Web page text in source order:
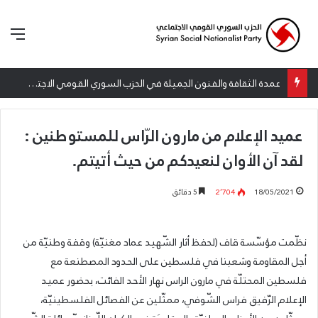
عمدة الثقافة والفنون الجميلة في الحزب السوري القومي الاجتماعي تعلن نتائج الدورة الخامسة من جائزة أنطون سعاده الأدبية
عميد الإعلام من مارون الرّاس للمستوطنين :
لقد آن الأوان لنعيدكم من حيث أتيتم.
18/05/2021 2٬704
نظّمت مؤسّسة قاف (لحفظ أثار الشّهيد عماد مغنيّة) وقفة وطنيّة من
أجل المقاومة وشعبنا في فلسطين على الحدود المصطنعة مع
فلسطين المحتلّة في مارون الراس نهار الأحد الفائت، بحضور عميد
الإعلام الرّفيق فراس الشّوفي، ممثّلين عن الفصائل الفلسطينيّة،